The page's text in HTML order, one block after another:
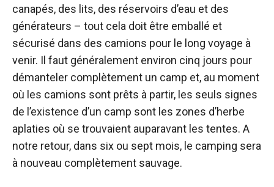
canapés, des lits, des réservoirs d’eau et des
générateurs – tout cela doit être emballé et
sécurisé dans des camions pour le long voyage à
venir. Il faut généralement environ cinq jours pour
démanteler complètement un camp et, au moment
où les camions sont prêts à partir, les seuls signes
de l’existence d’un camp sont les zones d’herbe
aplaties où se trouvaient auparavant les tentes. A
notre retour, dans six ou sept mois, le camping sera
à nouveau complètement sauvage.